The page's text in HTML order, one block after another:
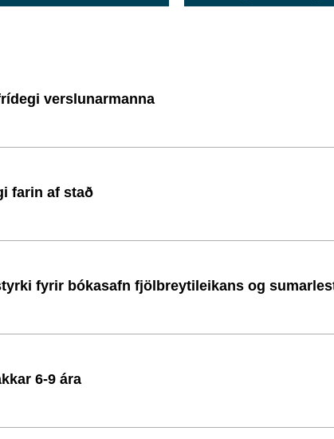
verslunarmanna
farin af stað
fyrir bókasafn fjölbreytileikans og
6-9 ára